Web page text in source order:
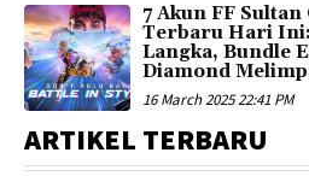
7 Akun FF
Terbaru Hari
Langka, Bundle
Diamond
16 March 2025 22:41 PM
ARTIKEL TERBARU